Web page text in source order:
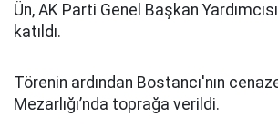
Ün, AK Parti Genel Başkan
katıldı.
Törenin ardından Bostancı'nın
Mezarlığı’nda toprağa verildi.